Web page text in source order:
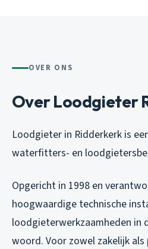
OVER ONS
Over Loodgieter
Loodgieter in Ridderkerk is
waterfitters- en
Opgericht in 1998 en
hoogwaardige technische
loodgieterwerkzaamheden in
woord. Voor zowel zakelijk als